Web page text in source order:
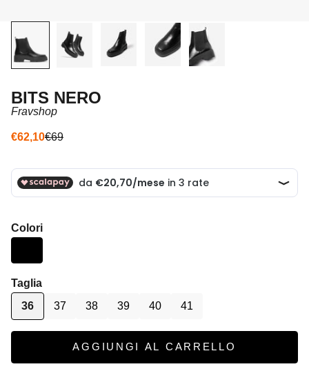
BITS NERO
Fravshop
Prezzo scontato
€62,10Prezzo
€69
Colori
Taglia
36
37 38 39 40 41
AGGIUNGI AL CARRELLO